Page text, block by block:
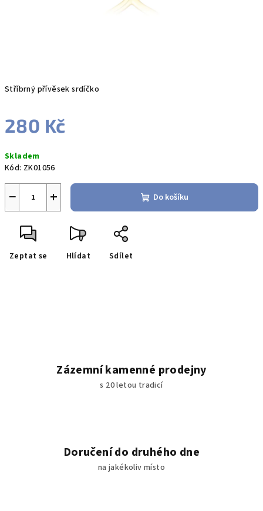
Stříbrný přívěsek srdíčko
280 Kč
cena:
Skladem
Kód: ZK01056
+
− Do košíku
Zeptat se Hlídat Sdílet
Zázemní kamenné prodejny
s 20 letou tradicí
Doručení do druhého dne
na jakékoliv místo